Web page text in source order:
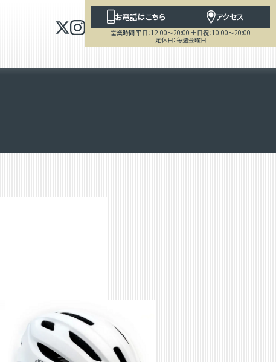
お電話はこちら アクセス
営業時間 平日：12:00～20:00 土日祝：10:00～20:00
定休日：毎週金曜日